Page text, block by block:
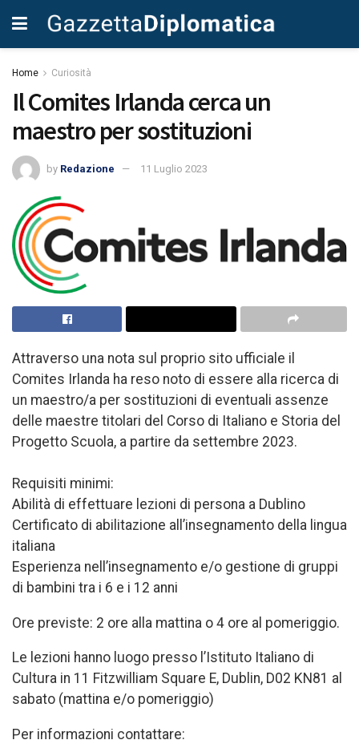
Home Curiosità
Il Comites Irlanda cerca un
maestro per sostituzioni
by Redazione 11 Luglio 2023
Attraverso una nota sul proprio sito ufficiale il
Comites Irlanda ha reso noto di essere alla ricerca di
un maestro/a per sostituzioni di eventuali assenze
delle maestre titolari del Corso di Italiano e Storia del
Progetto Scuola, a partire da settembre 2023.
Requisiti minimi:
Abilità di effettuare lezioni di persona a Dublino
Certificato di abilitazione all’insegnamento della lingua
italiana
Esperienza nell’insegnamento e/o gestione di gruppi
di bambini tra i 6 e i 12 anni
Ore previste: 2 ore alla mattina o 4 ore al pomeriggio.
Le lezioni hanno luogo presso l’Istituto Italiano di
Cultura in 11 Fitzwilliam Square E, Dublin, D02 KN81 al
sabato (mattina e/o pomeriggio)
Per informazioni contattare: